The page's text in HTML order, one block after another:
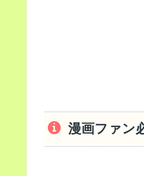
漫画ファン